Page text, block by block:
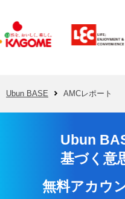
Ubun BASE AMCレポート
Ubun
基づく意
無料アカウ